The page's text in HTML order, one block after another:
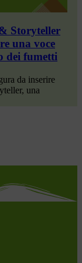
Storyteller
una voce
dei fumetti
da inserire
una